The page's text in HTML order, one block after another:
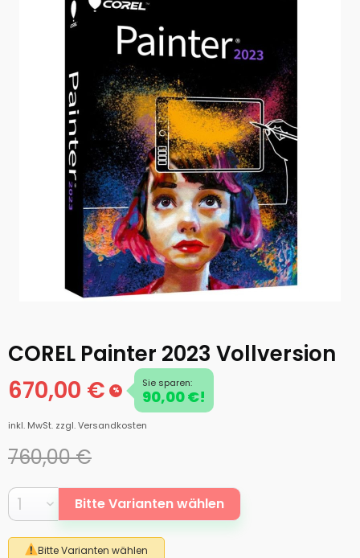
COREL Painter 2023 Vollversion
670,00 € %
Sie sparen:
90,00 €!
inkl. MwSt. zzgl. Versandkosten
760,00 €
Bitte Varianten wählen
Bitte Varianten wählen